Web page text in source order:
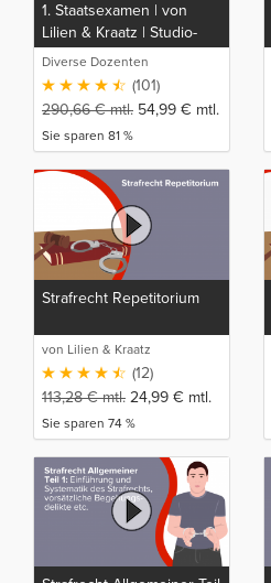
1. Staatsexamen | von
Lilien & Kraatz | Studio-
Rep
Diverse Dozenten
(101)
290,66€mtl. 54,99 € mtl.
Sie sparen 81 %
Strafrecht Repetitorium
von Lilien & Kraatz
(12)
113,28€mtl. 24,99 € mtl.
Sie sparen 74 %